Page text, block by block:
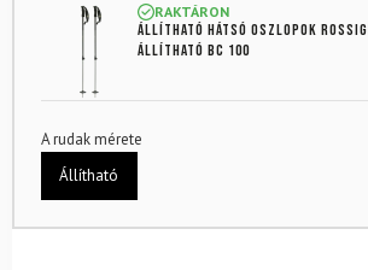
RAKTÁRON
Állítható hátsó oszlopok
Állítható BC 100
A rudak mérete
Állítható